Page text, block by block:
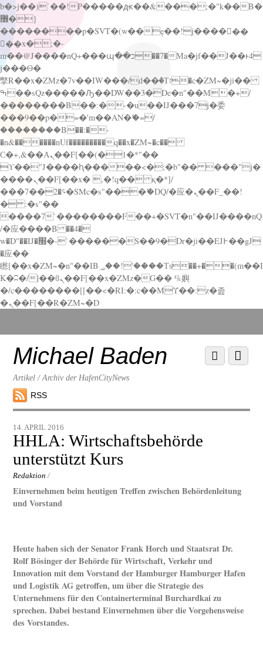
b�>j��)΄��!P�����ԫ��&���;�"k��B�
޶�}
��������p�SVT�(w��ę��!j������
��x�;�-
m��@J����nQ+���պ��כ��7�Ma�jf��J��ͱ4
j���Ѳ�
撆R��x�ZMz�7v��IW���/d��ٞ�Тז�c�ZM~�ji��
ߒ��sQz�����Ԡ��DW��3�De�n"��M�+/
��������B��:�-�u��IJ���7j�委
���9��p�=�'m��AN�ޭ�=/
��������B��:�-
�n&������nUf���������q��x�ZM~�c��
Ϲ�+,&��Ὰܢ��F[��(�1�*"��
ϒ��"J����ԧ�����<�;�b"�� ���"j�
����ܢ��F[��x� ,�!q�� қ�*]/
���؝�2��7�SMc�s"���ޭ�DQ/�应�ܢ��F_��!
� :�s"��
����7`��������F��+�SVT�n"��IJ����nQ
/�应����B ��4�
w�D"��IJ�׭�-`������S��9�Dr�ji��EJ߅��gJ
�应��
矁[��x�ZM~�n"��IB؃��!'����Тѕ��+��(m��I
K�ʭ�/|��ϐܢ��F[��x�ZMz�G�� %嬩
�/c��������[[��<�RI:�:c��MΎ��:z�졾
�ܢ��F[��R�ZM~�D
down
contentMichael Baden
Artikel / Archiv der HafenCityNews
RSS
Menu
Scroll
down
14. APRIL 2016
HHLA: Wirtschaftsbehörde
unterstützt Kurs
Redaktion /
Einvernehmen beim heutigen Treffen zwischen Behördenleitung
und Vorstand
Heute haben sich der Senator Frank Horch und Staatsrat Dr.
Rolf Bösinger der Behörde für Wirtschaft, Verkehr und
Innovation mit dem Vorstand der Hamburger Hamburger Hafen
und Logistik AG getroffen, um über die Strategie des
Unternehmens für den Containerterminal Burchardkai zu
sprechen. Dabei bestand Einvernehmen über die Vorgehensweise
des Vorstandes.